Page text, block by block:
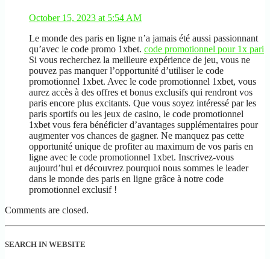
October 15, 2023 at 5:54 AM
Le monde des paris en ligne n’a jamais été aussi passionnant
qu’avec le code promo 1xbet. code promotionnel pour 1x pari
Si vous recherchez la meilleure expérience de jeu, vous ne
pouvez pas manquer l’opportunité d’utiliser le code
promotionnel 1xbet. Avec le code promotionnel 1xbet, vous
aurez accès à des offres et bonus exclusifs qui rendront vos
paris encore plus excitants. Que vous soyez intéressé par les
paris sportifs ou les jeux de casino, le code promotionnel
1xbet vous fera bénéficier d’avantages supplémentaires pour
augmenter vos chances de gagner. Ne manquez pas cette
opportunité unique de profiter au maximum de vos paris en
ligne avec le code promotionnel 1xbet. Inscrivez-vous
aujourd’hui et découvrez pourquoi nous sommes le leader
dans le monde des paris en ligne grâce à notre code
promotionnel exclusif !
Comments are closed.
SEARCH IN WEBSITE